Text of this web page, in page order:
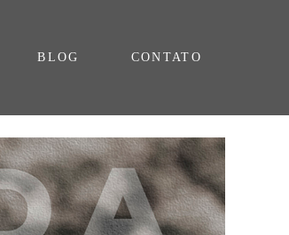
BLOG CONTATO